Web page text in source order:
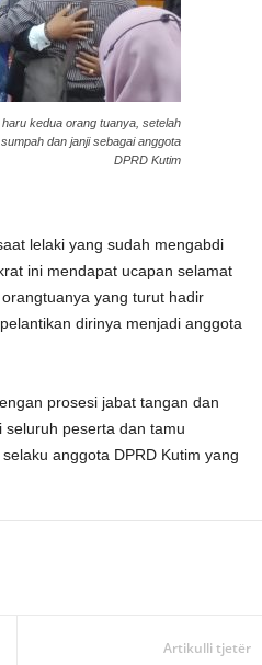
kedua orang tuanya, setelah
dan janji sebagai anggota
DPRD Kutim
lelaki yang sudah mengabdi
ini mendapat ucapan selamat
yang turut hadir
dirinya menjadi anggota
prosesi jabat tangan dan
peserta dan tamu
anggota DPRD Kutim yang
Artikulli tjetër